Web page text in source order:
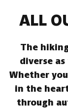
ALL
The
diverse
Whether
in the
through